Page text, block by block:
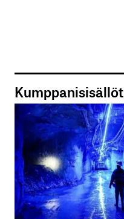
Kumppanisisällöt